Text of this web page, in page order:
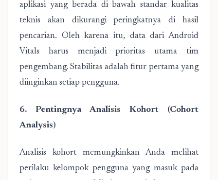
aplikasi yang berada di bawah standar kualitas
teknis akan dikurangi peringkatnya di hasil
pencarian. Oleh karena itu, data dari Android
Vitals harus menjadi prioritas utama tim
pengembang. Stabilitas adalah fitur pertama yang
diinginkan setiap pengguna.
6. Pentingnya Analisis Kohort (Cohort
Analysis)
Analisis kohort memungkinkan Anda melihat
perilaku kelompok pengguna yang masuk pada